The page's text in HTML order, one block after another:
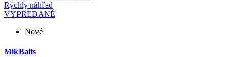
Rýchly náhľad
VYPREDANÉ
Nové
MikBaits